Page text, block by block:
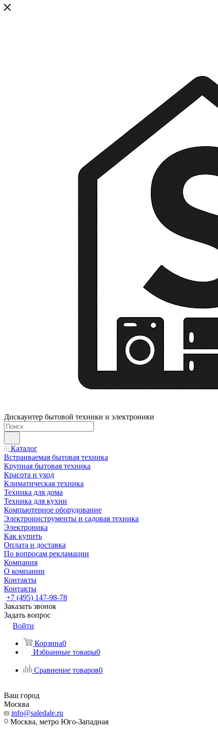
Дискаунтер бытовой техники и электроники
Каталог
Встраиваемая бытовая техника
Крупная бытовая техника
Красота и уход
Климатическая техника
Техника для дома
Техника для кухни
Компьютерное оборудование
Электроинструменты и садовая техника
Электроника
Как купить
Оплата и доставка
По вопросам рекламации
Компания
О компании
Контакты
Контакты
+7 (495) 147-98-78
Заказать звонок
Задать вопрос
Войти
Корзина0
Избранные товары0
Сравнение товаров0
Ваш город
Москва
info@saledale.ru
Москва, метро Юго-Западная